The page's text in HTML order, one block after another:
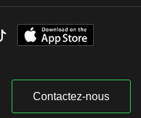
Contactez-nous